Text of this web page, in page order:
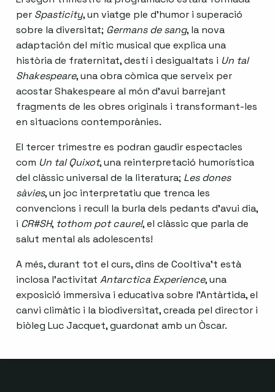
per Spasticity, un viatge ple d’humor i superació
sobre la diversitat; Germans de sang, la nova
adaptación del mític musical que explica una
història de fraternitat, destí i desigualtats i Un tal
Shakespeare, una obra còmica que serveix per
acostar Shakespeare al món d’avui barrejant
fragments de les obres originals i transformant-les
en situacions contemporànies.
El tercer trimestre es podran gaudir espectacles
com Un tal Quixot, una reinterpretació humorística
del clàssic universal de la literatura; Les dones
sàvies, un joc interpretatiu que trenca les
convencions i recull la burla dels pedants d’avui dia,
i CR#SH, tothom pot caure!, el clàssic que parla de
salut mental als adolescents!
A més, durant tot el curs, dins de Cooltiva’t està
inclosa l’activitat Antarctica Experience, una
exposició immersiva i educativa sobre l’Antàrtida, el
canvi climàtic i la biodiversitat, creada pel director i
biòleg Luc Jacquet, guardonat amb un Òscar.